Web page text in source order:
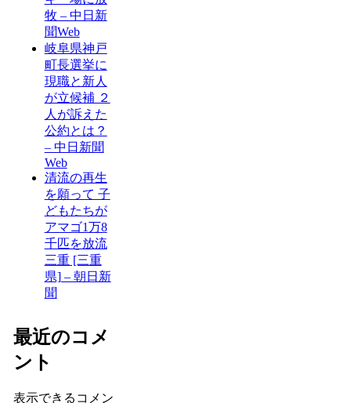
牧 – 中日新
聞Web
岐阜県神戸
町長選挙に
現職と新人
が立候補 ２
人が訴えた
公約とは？
– 中日新聞
Web
清流の再生
を願って 子
どもたちが
アマゴ1万8
千匹を放流
三重 [三重
県] – 朝日新
聞
最近のコメ
ント
表示できるコメン